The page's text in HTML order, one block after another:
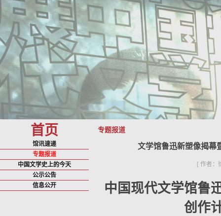
首页 专题报道
馆讯速递
专题报道
中国文学史上的今天
公示公告
信息公开
文学馆鲁迅新塑像揭幕
[ 作者：
中国现代文学馆鲁
创作